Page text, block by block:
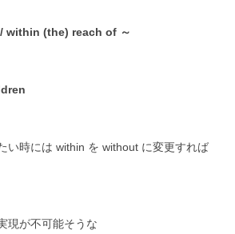
within (the) reach of ～
い時には within を without に変更すれば
現が不可能そうな